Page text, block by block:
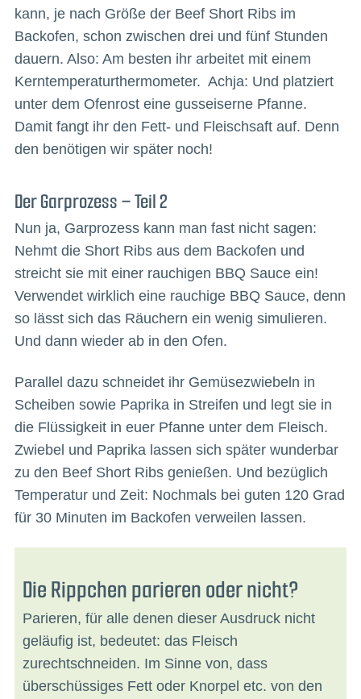
kann, je nach Größe der Beef Short Ribs im
Backofen, schon zwischen drei und fünf Stunden
dauern. Also: Am besten ihr arbeitet mit einem
Kerntemperaturthermometer. Achja: Und platziert
unter dem Ofenrost eine gusseiserne Pfanne.
Damit fangt ihr den Fett- und Fleischsaft auf. Denn
den benötigen wir später noch!
Der Garprozess – Teil 2
Nun ja, Garprozess kann man fast nicht sagen:
Nehmt die Short Ribs aus dem Backofen und
streicht sie mit einer rauchigen BBQ Sauce ein!
Verwendet wirklich eine rauchige BBQ Sauce, denn
so lässt sich das Räuchern ein wenig simulieren.
Und dann wieder ab in den Ofen.
Parallel dazu schneidet ihr Gemüsezwiebeln in
Scheiben sowie Paprika in Streifen und legt sie in
die Flüssigkeit in euer Pfanne unter dem Fleisch.
Zwiebel und Paprika lassen sich später wunderbar
zu den Beef Short Ribs genießen. Und bezüglich
Temperatur und Zeit: Nochmals bei guten 120 Grad
für 30 Minuten im Backofen verweilen lassen.
Die Rippchen parieren oder nicht?
Parieren, für alle denen dieser Ausdruck nicht
geläufig ist, bedeutet: das Fleisch
zurechtschneiden. Im Sinne von, dass
überschüssiges Fett oder Knorpel etc. von den